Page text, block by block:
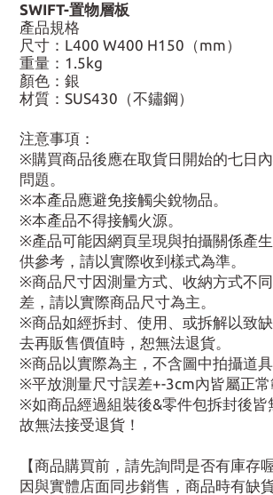
SWIFT-置物層板
產品規格
尺寸：L400 W400 H150（mm）
重量：1.5kg
顏色：銀
材質：SUS430（不鏽鋼）
注意事項：
※購買商品後應在取貨日開始的七日
問題。
※本產品應避免接觸尖銳物品。
※本產品不得接觸火源。
※產品可能因網頁呈現與拍攝關係產
供參考，請以實際收到樣式為準。
※商品尺寸因測量方式、收納方式不
差，請以實際商品尺寸為主。
※商品如經拆封、使用、或拆解以致
去再販售價值時，恕無法退貨。
※商品以實際為主，不含圖中拍攝道具
※平放測量尺寸誤差+-3cm內皆屬正常
※如商品經過組裝後&零件包拆封後皆
故無法接受退貨！
【商品購買前，請先詢問是否有庫存喔
因與實體店面同步銷售，商品時有缺